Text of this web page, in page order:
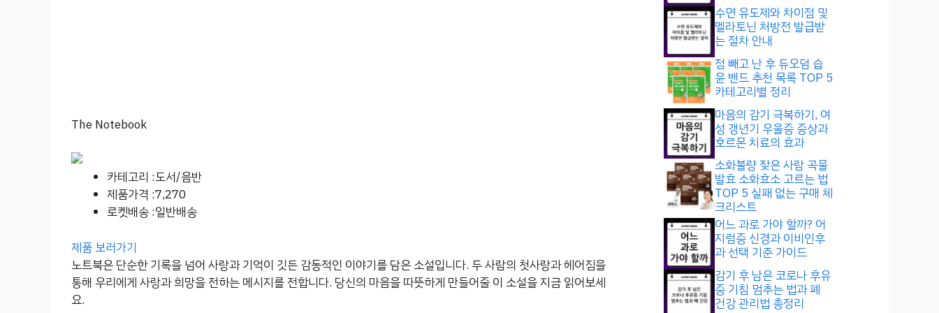
The Notebook
카테고리 :도서/음반
제품가격 :7,270
로켓배송 :일반배송
제품 보러가기
노트북은 단순한 기록을 넘어 사랑과 기억이 깃든 감동적인 이야기를 담은 소설입니다. 두 사람의 첫사랑과 헤어짐을
통해 우리에게 사랑과 희망을 전하는 메시지를 전합니다. 당신의 마음을 따뜻하게 만들어줄 이 소설을 지금 읽어보세
요.
수면 유도제와 차이점 및
멜라토닌 처방전 발급받
는 절차 안내
점 빼고 난 후 듀오덤 습
윤 밴드 추천 목록 TOP 5
카테고리별 정리
마음의 감기 극복하기, 여
성 갱년기 우울증 증상과
호르몬 치료의 효과
소화불량 잦은 사람 곡물
발효 소화효소 고르는 법
TOP 5 실패 없는 구매 체
크리스트
어느 과로 가야 할까? 어
지럼증 신경과 이비인후
과 선택 기준 가이드
감기 후 남은 코로나 후유
증 기침 멈추는 법과 폐
건강 관리법 총정리